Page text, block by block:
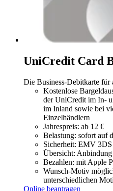
UniCredit Card
Die Business-Debitkarte für
Kostenlose
der UniCredit im In-
im Inland sowie bei
Einzelhändlern
Jahrespreis: ab 12 €
Belastung: sofort auf
Sicherheit: EMV
Übersicht:
Bezahlen: mit Apple
Wunsch-Motiv
unterschiedlichen
Online beantragen